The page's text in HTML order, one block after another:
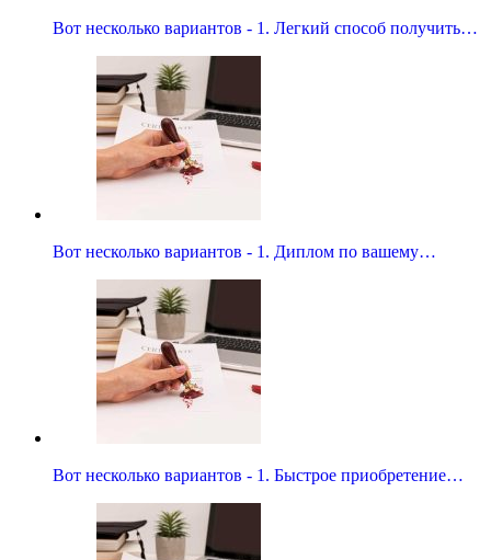
Вот несколько вариантов - 1. Легкий способ получить…
Вот несколько вариантов - 1. Диплом по вашему…
Вот несколько вариантов - 1. Быстрое приобретение…